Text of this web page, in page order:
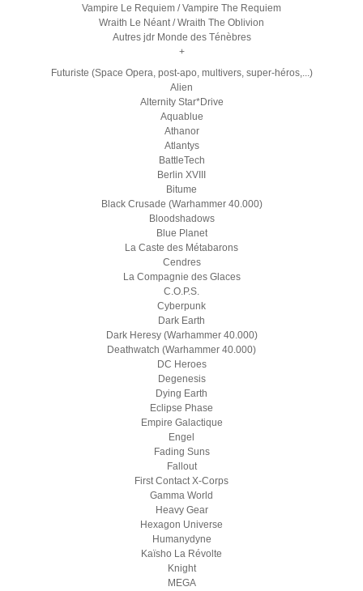
Vampire Le Requiem / Vampire The Requiem
Wraith Le Néant / Wraith The Oblivion
Autres jdr Monde des Ténèbres
+
Futuriste (Space Opera, post-apo, multivers, super-héros,...)
Alien
Alternity Star*Drive
Aquablue
Athanor
Atlantys
BattleTech
Berlin XVIII
Bitume
Black Crusade (Warhammer 40.000)
Bloodshadows
Blue Planet
La Caste des Métabarons
Cendres
La Compagnie des Glaces
C.O.P.S.
Cyberpunk
Dark Earth
Dark Heresy (Warhammer 40.000)
Deathwatch (Warhammer 40.000)
DC Heroes
Degenesis
Dying Earth
Eclipse Phase
Empire Galactique
Engel
Fading Suns
Fallout
First Contact X-Corps
Gamma World
Heavy Gear
Hexagon Universe
Humanydyne
Kaïsho La Révolte
Knight
MEGA